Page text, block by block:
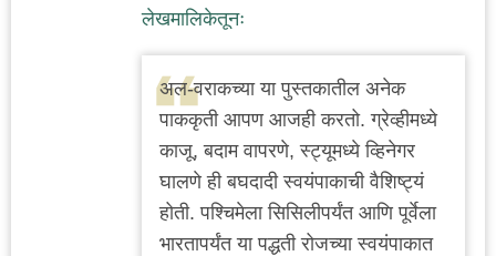
लेखमालिकेतूनः
अल-वराकच्या या पुस्तकातील अनेक
पाककृती आपण आजही करतो. ग्रेव्हीमध्ये
काजू, बदाम वापरणे, स्ट्यूमध्ये व्हिनेगर
घालणे ही बघदादी स्वयंपाकाची वैशिष्ट्यं
होती. पश्चिमेला सिसिलीपर्यंत आणि पूर्वेला
भारतापर्यंत या पद्धती रोजच्या स्वयंपाकात